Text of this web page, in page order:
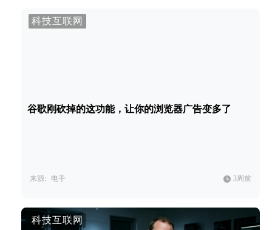
科技互联网
谷歌刚砍掉的这功能，让你的浏览器广告变多了
来源: 电手 3周前
科技互联网